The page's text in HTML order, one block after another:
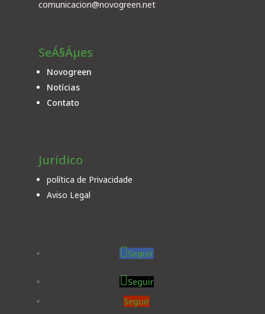
comunicacion@novogreen.net
SeÁ§Áµes
Novogreen
Notícias
Contato
Jurídico
política de Privacidade
Aviso Legal
Seguir
Seguir
Seguir